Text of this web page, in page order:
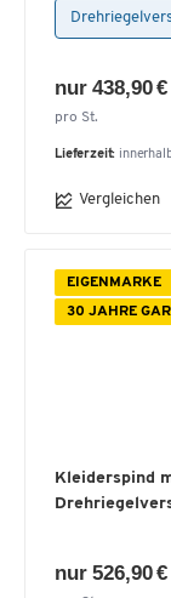
nur 438,90 €
pro St.
Lieferzeit:
Vergleichen
EIGENMARKE
30 JAHRE
Kleiderspind
nur 526,90 €